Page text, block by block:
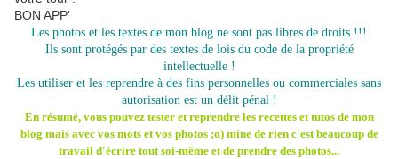
BON APP'
Les photos et les textes de mon blog ne sont pas libres de droits !!!
Ils sont protégés par des textes de lois du code de la propriété
intellectuelle !
Les utiliser et les reprendre à des fins personnelles ou commerciales sans
autorisation est un délit pénal !
En résumé, vous pouvez tester et reprendre les recettes et tutos de mon
blog mais avec vos mots et vos photos ;o) mine de rien c'est beaucoup de
travail d'écrire tout soi-même et de prendre des photos...